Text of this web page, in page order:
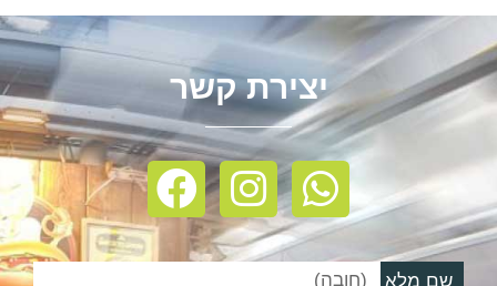
יצירת קשר
שם מלא